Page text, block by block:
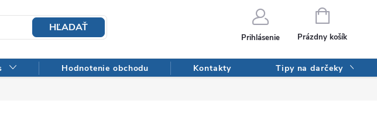
HĽADAŤ
Prihlásenie
NÁKUPNÝ
Prázdny košík
Hodnotenie obchodu Kontakty Tipy na darčeky